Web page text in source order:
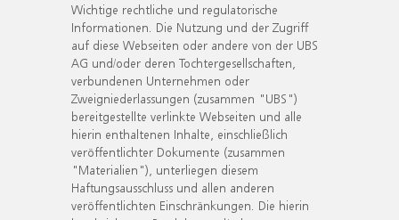
Wichtige rechtliche und regulatorische
Informationen. Die Nutzung und der Zugriff
auf diese Webseiten oder andere von der UBS
AG und/oder deren Tochtergesellschaften,
verbundenen Unternehmen oder
Zweigniederlassungen (zusammen "UBS")
bereitgestellte verlinkte Webseiten und alle
hierin enthaltenen Inhalte, einschließlich
veröffentlichter Dokumente (zusammen
"Materialien"), unterliegen diesem
Haftungsausschluss und allen anderen
veröffentlichten Einschränkungen. Die hierin